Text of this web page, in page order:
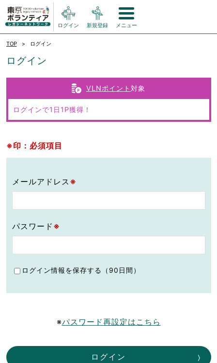
ログイン 新規登録 メニュー
TOP ログイン
ログイン
VLNポイント 対象
ログインで1日1P獲得！
※印：必須項目
メールアドレス ※
パスワード ※
ログイン情報を保存する（90日間）
※パスワード再設定はこちら
ログイン